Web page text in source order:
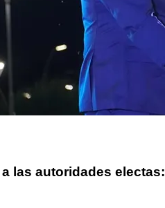
las autoridades electas: